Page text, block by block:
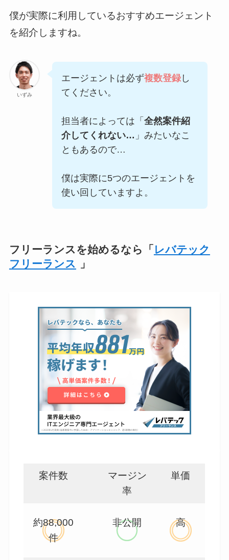
僕が実際に利用しているおすすめエージェント
を紹介しますね。
いずみ
エージェントは必ず複数登録し
てください。
担当者によっては「 全然案件紹
介してくれない… 」みたいなこ
ともあるので…
僕は実際に5つのエージェントを
使い回していますよ。
フリーランスを始めるなら「 レバテック
フリーランス
」
案件数
マージン
率
単価
約88,000
件
非公開 高